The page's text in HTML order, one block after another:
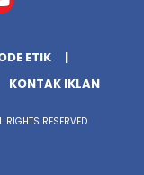
ETIK
KONTAK IKLAN
RESERVED